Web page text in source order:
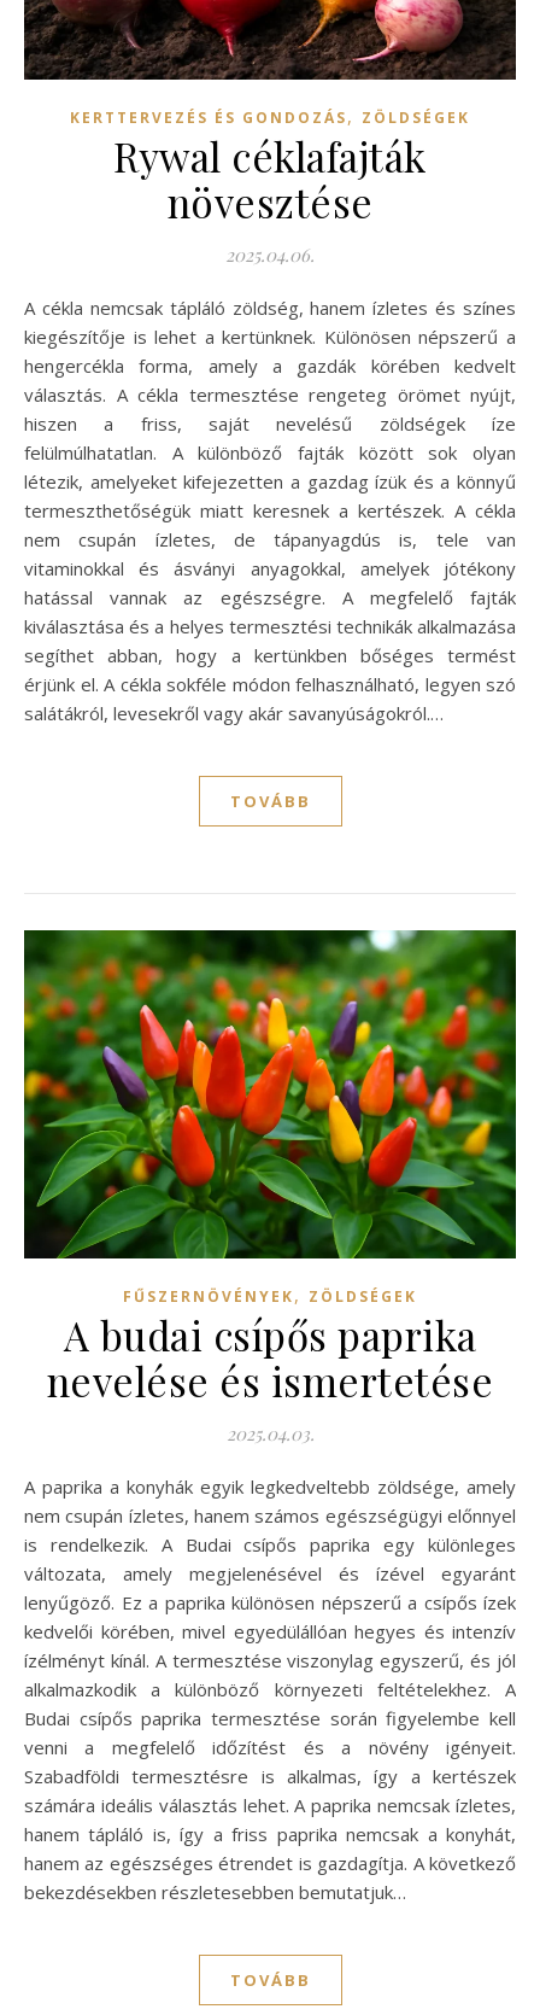
KERTTERVEZÉS ÉS GONDOZÁS, ZÖLDSÉGEK
Rywal céklafajták
növesztése
2025.04.06.
A cékla nemcsak tápláló zöldség, hanem ízletes és színes
kiegészítője is lehet a kertünknek. Különösen népszerű a
hengercékla forma, amely a gazdák körében kedvelt
választás. A cékla termesztése rengeteg örömet nyújt,
hiszen a friss, saját nevelésű zöldségek íze
felülmúlhatatlan. A különböző fajták között sok olyan
létezik, amelyeket kifejezetten a gazdag ízük és a könnyű
termeszthetőségük miatt keresnek a kertészek. A cékla
nem csupán ízletes, de tápanyagdús is, tele van
vitaminokkal és ásványi anyagokkal, amelyek jótékony
hatással vannak az egészségre. A megfelelő fajták
kiválasztása és a helyes termesztési technikák alkalmazása
segíthet abban, hogy a kertünkben bőséges termést
érjünk el. A cékla sokféle módon felhasználható, legyen szó
salátákról, levesekről vagy akár savanyúságokról.…
TOVÁBB
FŰSZERNÖVÉNYEK, ZÖLDSÉGEK
A budai csípős paprika
nevelése és ismertetése
2025.04.03.
A paprika a konyhák egyik legkedveltebb zöldsége, amely
nem csupán ízletes, hanem számos egészségügyi előnnyel
is rendelkezik. A Budai csípős paprika egy különleges
változata, amely megjelenésével és ízével egyaránt
lenyűgöző. Ez a paprika különösen népszerű a csípős ízek
kedvelői körében, mivel egyedülállóan hegyes és intenzív
ízélményt kínál. A termesztése viszonylag egyszerű, és jól
alkalmazkodik a különböző környezeti feltételekhez. A
Budai csípős paprika termesztése során figyelembe kell
venni a megfelelő időzítést és a növény igényeit.
Szabadföldi termesztésre is alkalmas, így a kertészek
számára ideális választás lehet. A paprika nemcsak ízletes,
hanem tápláló is, így a friss paprika nemcsak a konyhát,
hanem az egészséges étrendet is gazdagítja. A következő
bekezdésekben részletesebben bemutatjuk…
TOVÁBB